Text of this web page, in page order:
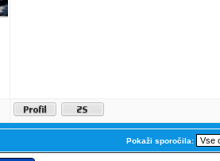
Pokaži sporočila: